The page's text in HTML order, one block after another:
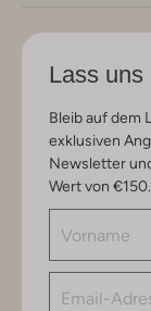
Lass uns
Bleib auf dem
exklusiven
Newsletter
Wert von €150.